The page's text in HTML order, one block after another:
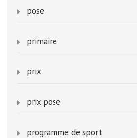
pose
primaire
prix
prix pose
programme de sport